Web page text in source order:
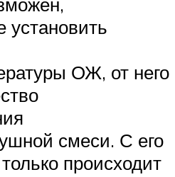
ОЖ, от него
смеси. С его
происходит